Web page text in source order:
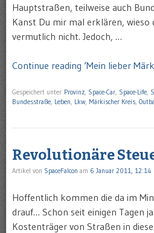
Hauptstraßen, teilweise auch
Kanst Du mir mal erklären, wieso
vermutlich nicht. Jedoch, …
Continue reading ‘Mein lieber
Gespeichert unter Provinz Space-Car Space-Life
Bundesstraße Leben Lkw, Märkischer Kreis
Revolutionäre
Artikel von SpaceFalcon am 6 Januar 2011, 12:14
Hoffentlich kommen die da im
drauf… Schon seit einigen Tagen
Kostenträger von Straßen in